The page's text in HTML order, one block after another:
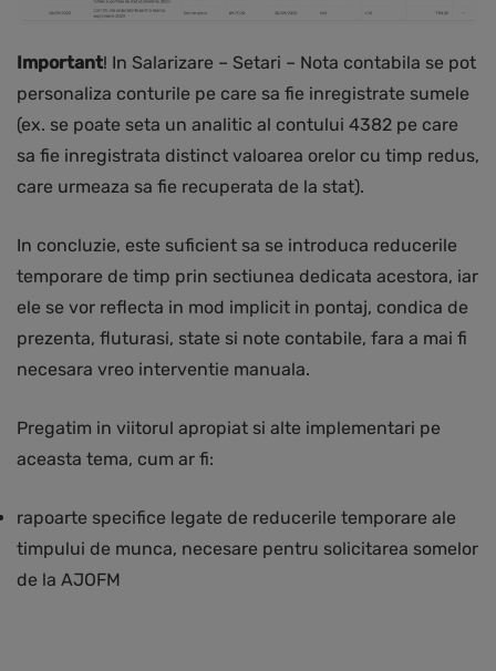
Important! In Salarizare – Setari – Nota contabila se pot
personaliza conturile pe care sa fie inregistrate sumele
(ex. se poate seta un analitic al contului 4382 pe care
sa fie inregistrata distinct valoarea orelor cu timp redus,
care urmeaza sa fie recuperata de la stat).
In concluzie, este suficient sa se introduca reducerile
temporare de timp prin sectiunea dedicata acestora, iar
ele se vor reflecta in mod implicit in pontaj, condica de
prezenta, fluturasi, state si note contabile, fara a mai fi
necesara vreo interventie manuala.
Pregatim in viitorul apropiat si alte implementari pe
aceasta tema, cum ar fi:
rapoarte specifice legate de reducerile temporare ale
timpului de munca, necesare pentru solicitarea somelor
de la AJOFM